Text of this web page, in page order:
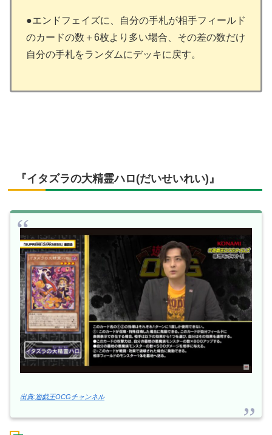
●エンドフェイズに、自分の手札が相手フィールド
のカードの数＋6枚より多い場合、その差の数だけ
自分の手札をランダムにデッキに戻す。
『イタズラの大精霊ハロ(だいせいれい)』
出典:遊戯王OCGチャンネル